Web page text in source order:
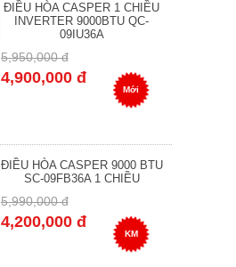
ĐIỀU HÒA CASPER 1 CHIỀU
INVERTER 9000BTU QC-
09IU36A
5,950,000 đ
4,900,000 đ
Mới
ĐIỀU HÒA CASPER 9000 BTU
SC-09FB36A 1 CHIỀU
5,990,000 đ
4,200,000 đ
KM